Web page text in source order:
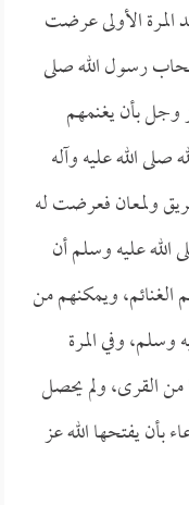
المرة الأولى عرضت
رسول الله صلى
وجل بأن يغنمهم
صلى الله عليه وآله
ولمعان فعرضت له
الله عليه وسلم أن
الغنائم، ويمكنهم من
وسلم، وفي المرة
من القرى، ولم يحصل
بأن يفتحها الله عز